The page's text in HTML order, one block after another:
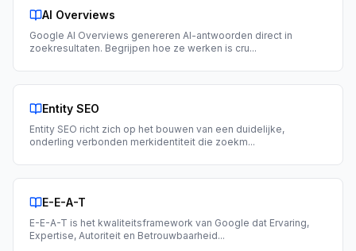
AI Overviews
Google AI Overviews genereren AI-antwoorden direct in
zoekresultaten. Begrijpen hoe ze werken is cru...
Entity SEO
Entity SEO richt zich op het bouwen van een duidelijke,
onderling verbonden merkidentiteit die zoekm...
E-E-A-T
E-E-A-T is het kwaliteitsframework van Google dat Ervaring,
Expertise, Autoriteit en Betrouwbaarheid...